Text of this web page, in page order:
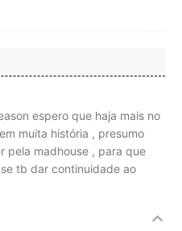
espero que haja mais no
muita história , presumo
pela madhouse , para que
tb dar continuidade ao